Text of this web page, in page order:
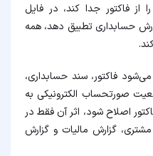
از فاکتور جدا کند، در فایل
حسابداری تطبیق دهد، همه
فاکتور، سند حسابداری،
صورتحساب الکترونیکی به
اصلاح شود، اثر آن فقط در
گزارش مالیات و گزارش